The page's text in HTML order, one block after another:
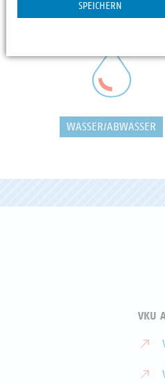
WASSER/ABWASSER
VKU
SPEICHERN